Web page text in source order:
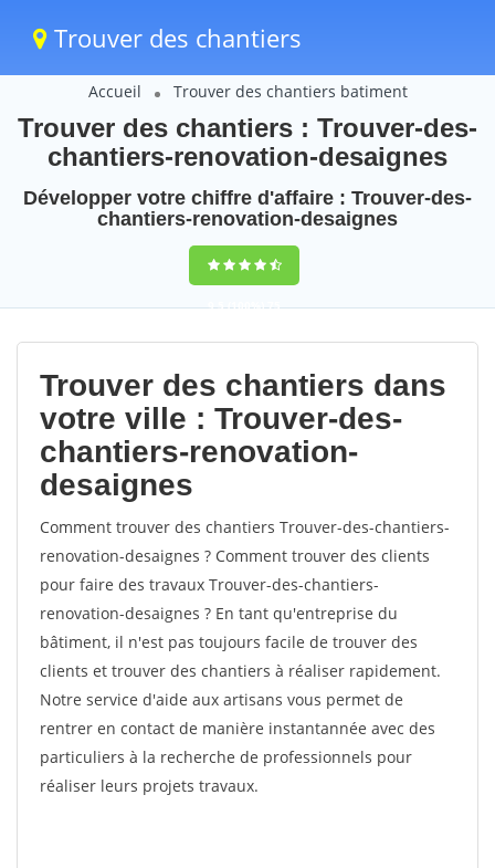
Trouver des chantiers
Accueil Trouver des chantiers batiment
Trouver des chantiers : Trouver-des-
chantiers-renovation-desaignes
Développer votre chiffre d'affaire : Trouver-des-
chantiers-renovation-desaignes
9,5(100%)75
votes
Trouver des chantiers dans
votre ville : Trouver-des-
chantiers-renovation-
desaignes
Comment trouver des chantiers Trouver-des-chantiers-
renovation-desaignes ? Comment trouver des clients
pour faire des travaux Trouver-des-chantiers-
renovation-desaignes ? En tant qu'entreprise du
bâtiment, il n'est pas toujours facile de trouver des
clients et trouver des chantiers à réaliser rapidement.
Notre service d'aide aux artisans vous permet de
rentrer en contact de manière instantannée avec des
particuliers à la recherche de professionnels pour
réaliser leurs projets travaux.